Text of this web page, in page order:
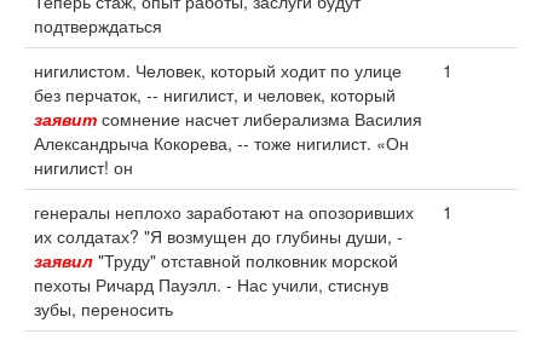
подтверждаться
нигилистом. Человек, который ходит по улице
без перчаток, -- нигилист, и человек, который
заявит сомнение насчет либерализма Василия
Александрыча Кокорева, -- тоже нигилист. «Он
нигилист! он
1
генералы неплохо заработают на опозоривших
их солдатах? "Я возмущен до глубины души, -
заявил "Труду" отставной полковник морской
пехоты Ричард Пауэлл. - Нас учили, стиснув
зубы, переносить
1